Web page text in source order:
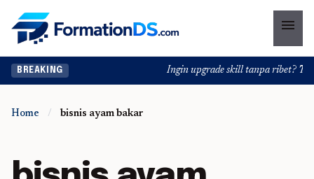
menu
BREAKING Ingin upgrade skill tanpa ribet?
Home / bisnis ayam bakar